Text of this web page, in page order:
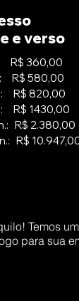
e verso
R$ 360,00
R$ 580,00
R$ 820,00
R$ 1430,00
R$ 2.380,00
R$
Temos
para sua